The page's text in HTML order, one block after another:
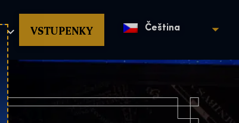
VSTUPENKY Čeština